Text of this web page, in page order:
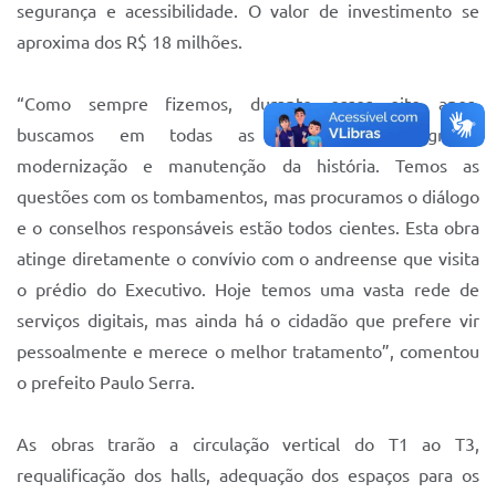
segurança e acessibilidade. O valor de investimento se
aproxima dos R$ 18 milhões.
“Como sempre fizemos, durante esses oito anos,
buscamos em todas as oportunidades agregar
modernização e manutenção da história. Temos as
questões com os tombamentos, mas procuramos o diálogo
e o conselhos responsáveis estão todos cientes. Esta obra
atinge diretamente o convívio com o andreense que visita
o prédio do Executivo. Hoje temos uma vasta rede de
serviços digitais, mas ainda há o cidadão que prefere vir
pessoalmente e merece o melhor tratamento”, comentou
o prefeito Paulo Serra.
As obras trarão a circulação vertical do T1 ao T3,
requalificação dos halls, adequação dos espaços para os